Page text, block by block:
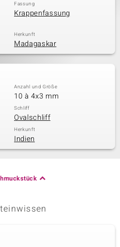
Fassung
Krappenfassung
Herkunft
Madagaskar
Anzahl und Größe
10 à 4x3 mm
Schliff
Ovalschliff
Herkunft
Indien